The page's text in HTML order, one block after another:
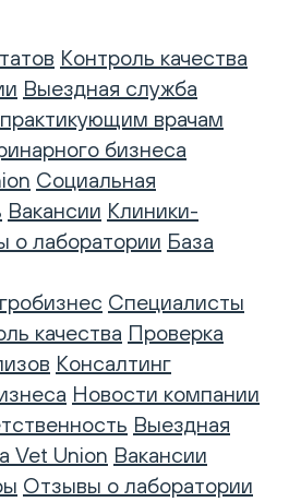
Контроль качества
Выездная служба
врачам
бизнеса
Социальная
Вакансии Клиники-
о лаборатории База
Специалисты
качества Проверка
Консалтинг
Новости компании
Выездная
Vet Union Вакансии
Отзывы о лаборатории